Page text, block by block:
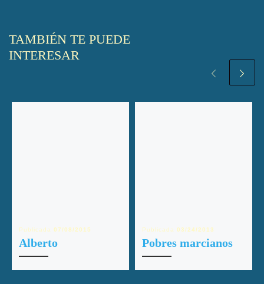
TAMBIÉN TE PUEDE
INTERESAR
Publicada 07/08/2015
Alberto
Publicada 03/24/2013
Pobres marcianos